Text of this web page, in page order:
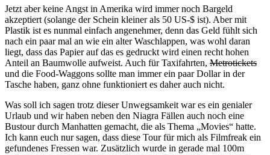
Jetzt aber keine Angst in Amerika wird immer noch Bargeld
akzeptiert (solange der Schein kleiner als 50 US-$ ist). Aber mit
Plastik ist es nunmal einfach angenehmer, denn das Geld fühlt sich
nach ein paar mal an wie ein alter Waschlappen, was wohl daran
liegt, dass das Papier auf das es gedruckt wird einen recht hohen
Anteil an Baumwolle aufweist. Auch für Taxifahrten, Metrotickets
und die Food-Waggons sollte man immer ein paar Dollar in der
Tasche haben, ganz ohne funktioniert es daher auch nicht.
Was soll ich sagen trotz dieser Unwegsamkeit war es ein genialer
Urlaub und wir haben neben den Niagra Fällen auch noch eine
Bustour durch Manhatten gemacht, die als Thema „Movies“ hatte.
Ich kann euch nur sagen, dass diese Tour für mich als Filmfreak ein
gefundenes Fressen war. Zusätzlich wurde in gerade mal 100m